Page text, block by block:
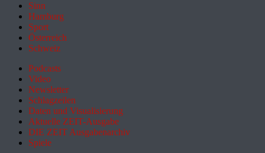
Sinn
Hamburg
Sport
Österreich
Schweiz
Podcasts
Video
Newsletter
Schlagzeilen
Daten und Visualisierung
Aktuelle ZEIT-Ausgabe
DIE ZEIT Ausgabenarchiv
Spiele